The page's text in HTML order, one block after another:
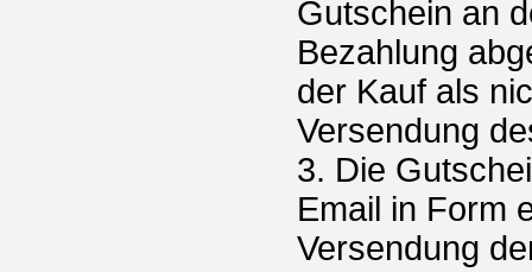
Gutschein an
Bezahlung
der Kauf als
Versendung
3. Die
Email in Form
Versendung